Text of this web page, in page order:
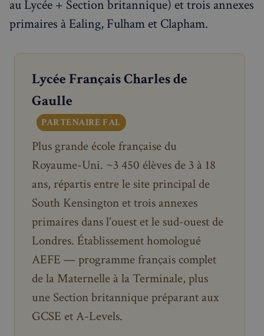
au Lycée + Section britannique) et trois annexes
primaires à Ealing, Fulham et Clapham.
Lycée Français Charles de
Gaulle
PARTENAIRE FAL
Plus grande école française du
Royaume-Uni. ~3 450 élèves de 3 à 18
ans, répartis entre le site principal de
South Kensington et trois annexes
primaires dans l'ouest et le sud-ouest de
Londres. Établissement homologué
AEFE — programme français complet
de la Maternelle à la Terminale, plus
une Section britannique préparant aux
GCSE et A-Levels.